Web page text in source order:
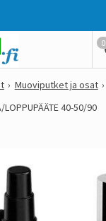
0
Muoviputket ja osat
LOPPUPÄÄTE 40-50/90